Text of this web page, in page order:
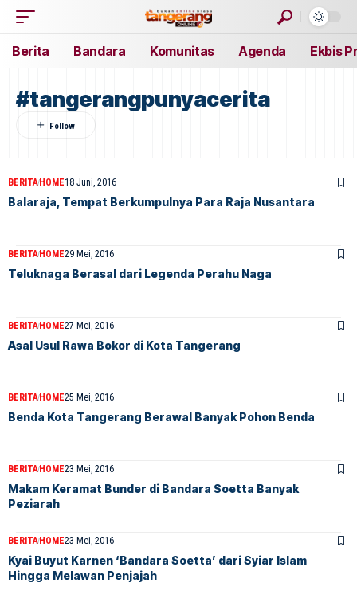
Berita Bandara Komunitas Agenda Ekbis
#tangerangpunyacerita
BERITAHOME18 Juni, 2016
Balaraja, Tempat Berkumpulnya Para Raja Nusantara
BERITAHOME29 Mei, 2016
Teluknaga Berasal dari Legenda Perahu Naga
BERITAHOME27 Mei, 2016
Asal Usul Rawa Bokor di Kota Tangerang
BERITAHOME25 Mei, 2016
Benda Kota Tangerang Berawal Banyak Pohon Benda
BERITAHOME23 Mei, 2016
Makam Keramat Bunder di Bandara Soetta Banyak
Peziarah
BERITAHOME23 Mei, 2016
Kyai Buyut Karnen ‘Bandara Soetta’ dari Syiar Islam
Hingga Melawan Penjajah